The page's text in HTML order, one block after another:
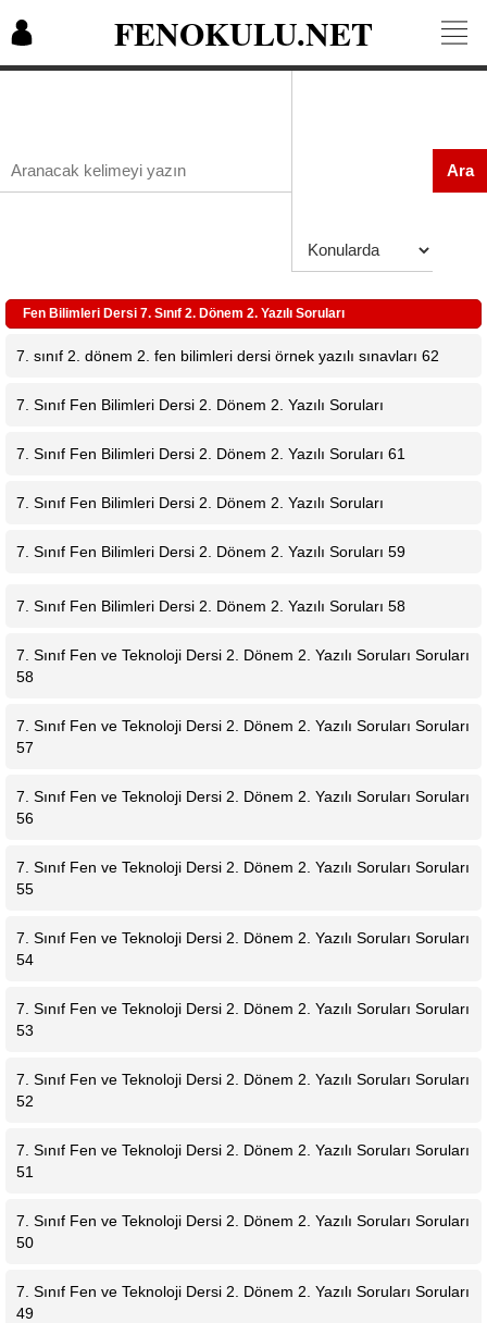
FENOKULU.NET
Ara
Fen Bilimleri Dersi 7. Sınıf 2. Dönem 2. Yazılı Soruları
7. sınıf 2. dönem 2. fen bilimleri dersi örnek yazılı sınavları 62
7. Sınıf Fen Bilimleri Dersi 2. Dönem 2. Yazılı Soruları
7. Sınıf Fen Bilimleri Dersi 2. Dönem 2. Yazılı Soruları 61
7. Sınıf Fen Bilimleri Dersi 2. Dönem 2. Yazılı Soruları
7. Sınıf Fen Bilimleri Dersi 2. Dönem 2. Yazılı Soruları 59
7. Sınıf Fen Bilimleri Dersi 2. Dönem 2. Yazılı Soruları 58
7. Sınıf Fen ve Teknoloji Dersi 2. Dönem 2. Yazılı Soruları Soruları
58
7. Sınıf Fen ve Teknoloji Dersi 2. Dönem 2. Yazılı Soruları Soruları
57
7. Sınıf Fen ve Teknoloji Dersi 2. Dönem 2. Yazılı Soruları Soruları
56
7. Sınıf Fen ve Teknoloji Dersi 2. Dönem 2. Yazılı Soruları Soruları
55
7. Sınıf Fen ve Teknoloji Dersi 2. Dönem 2. Yazılı Soruları Soruları
54
7. Sınıf Fen ve Teknoloji Dersi 2. Dönem 2. Yazılı Soruları Soruları
53
7. Sınıf Fen ve Teknoloji Dersi 2. Dönem 2. Yazılı Soruları Soruları
52
7. Sınıf Fen ve Teknoloji Dersi 2. Dönem 2. Yazılı Soruları Soruları
51
7. Sınıf Fen ve Teknoloji Dersi 2. Dönem 2. Yazılı Soruları Soruları
50
7. Sınıf Fen ve Teknoloji Dersi 2. Dönem 2. Yazılı Soruları Soruları
49